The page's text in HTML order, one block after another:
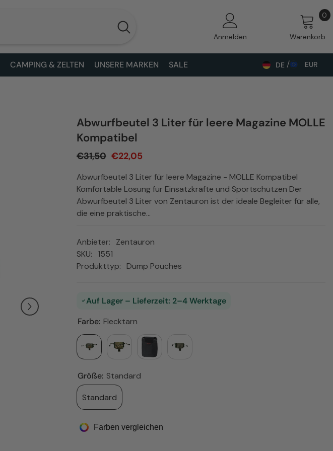
Anmelden Warenkorb
0 0
CAMPING & ZELTEN UNSERE MARKEN SALE DE
DE
UK
EUR
ALL
EUR
GBP
Abwurfbeutel 3 Liter für leere Magazine MOLLE
Kompatibel
€31,50 €22,05
Abwurfbeutel 3 Liter für leere Magazine - MOLLE Kompatibel
Komfortable Lösung für Einsatzkräfte und Sportschützen Der
Abwurfbeutel 3 Liter von Zentauron ist der ideale Begleiter für alle,
die eine praktische...
Anbieter:
Zentauron
SKU:
1551
Produkttyp:
Dump Pouches
Auf Lager – Lieferzeit: 2–4 Werktage
Farbe: Flecktarn
Größe: Standard
Standard
Farben vergleichen